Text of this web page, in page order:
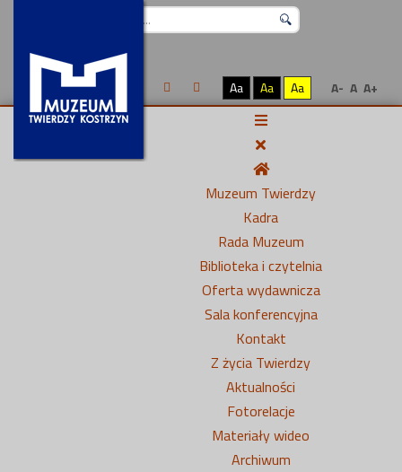
Aa Aa Aa A- A A+
Muzeum Twierdzy
Kadra
Rada Muzeum
Biblioteka i czytelnia
Oferta wydawnicza
Sala konferencyjna
Kontakt
Z życia Twierdzy
Aktualności
Fotorelacje
Materiały wideo
Archiwum